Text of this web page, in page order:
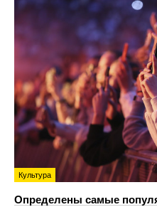
Культура
Определены самые